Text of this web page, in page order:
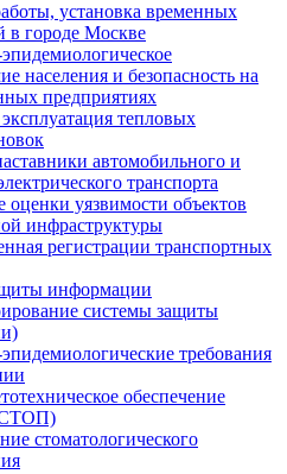
установка временных
в городе Москве
населения и безопасность на
предприятиях
тепловых
автомобильного и
транспорта
оценки уязвимости объектов
инфраструктуры
регистрации транспортных
информации
системы защиты
требования
обеспечение
стоматологического